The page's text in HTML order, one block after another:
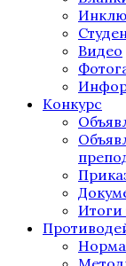
Видео
Конкурс
Итоги